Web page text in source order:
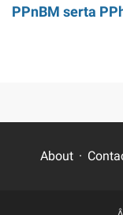
PPnBM serta
About